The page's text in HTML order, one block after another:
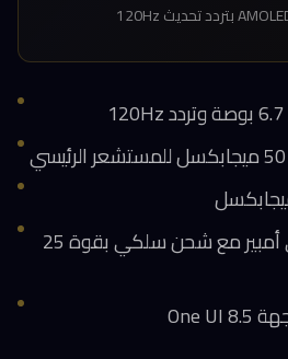
بطارية بسعة 5000 مللي أمبير مع شحن سلكي بقوة 25